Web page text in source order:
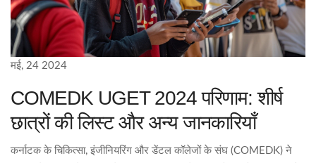
मई, 24 2024
COMEDK UGET 2024 परिणाम: शीर्ष
छात्रों की लिस्ट और अन्य जानकारियाँ
कर्नाटक के चिकित्सा, इंजीनियरिंग और डेंटल कॉलेजों के संघ (COMEDK) ने